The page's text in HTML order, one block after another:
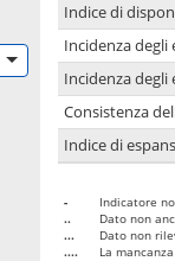
Indice di
Incidenza
Incidenza
Consistenza
Indice di
-
Indicatore
..
Dato non
...
Dato non
....
La